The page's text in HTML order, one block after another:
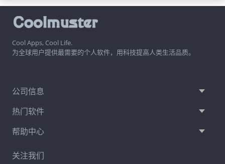
Cool Apps, Cool Life.
为全球用户提供最需要的个人软件，用科技提高人类生活品质。
公司信息
热门软件
帮助中心
关注我们